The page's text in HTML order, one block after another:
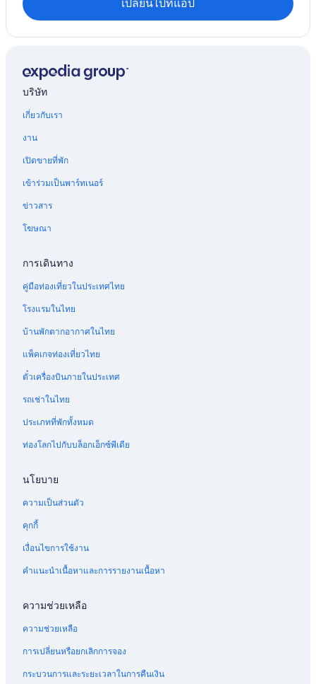
เปลี่ยนไปที่แอป
บริษัท
เกี่ยวกับเรา
งาน
เปิดขายที่พัก
เข้าร่วมเป็นพาร์ทเนอร์
ข่าวสาร
โฆษณา
การเดินทาง
คู่มือท่องเที่ยวในประเทศไทย
โรงแรมในไทย
บ้านพักตากอากาศในไทย
แพ็คเกจท่องเที่ยวไทย
ตั๋วเครื่องบินภายในประเทศ
รถเช่าในไทย
ประเภทที่พักทั้งหมด
ท่องโลกไปกับบล็อกเอ็กซ์พีเดีย
นโยบาย
ความเป็นส่วนตัว
คุกกี้
เงื่อนไขการใช้งาน
คำแนะนำเนื้อหาและการรายงานเนื้อหา
ความช่วยเหลือ
ความช่วยเหลือ
การเปลี่ยนหรือยกเลิกการจอง
กระบวนการและระยะเวลาในการคืนเงิน